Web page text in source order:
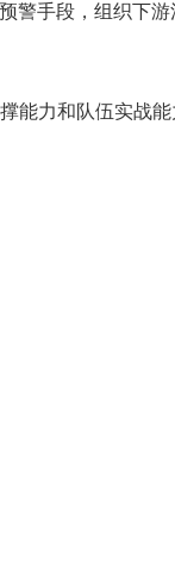
警手段，组织下
能力和队伍实战能